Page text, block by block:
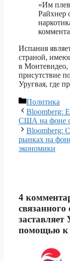
«Им
Райхнер
Испания
страной,
в Монтевидео,
присутствие
Уругвая, где
Рубрики
Политика
Bloomberg:
США на фоне
Bloomberg:
рынках на
экономики
4
заставляет
помощью к